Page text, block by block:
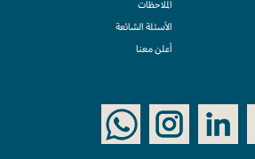
الملاحظات
الأسئلة الشائعة
أعلن معنا